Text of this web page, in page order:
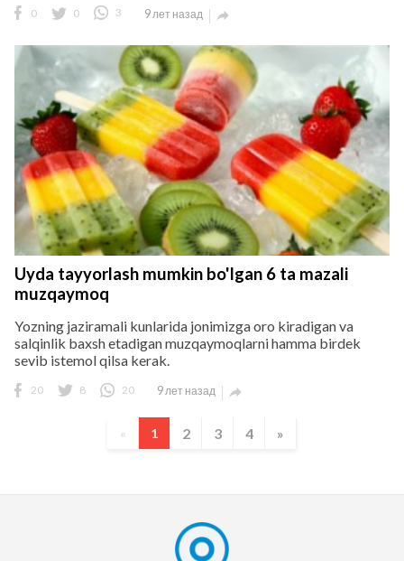
0 0 3 9 лет назад 
Uyda tayyorlash mumkin bo'lgan 6 ta mazali
muzqaymoq
Yozning jaziramali kunlarida jonimizga oro kiradigan va
salqinlik baxsh etadigan muzqaymoqlarni hamma birdek
sevib istemol qilsa kerak.
20 8 20 9 лет назад 
« 1 2 3 4 »